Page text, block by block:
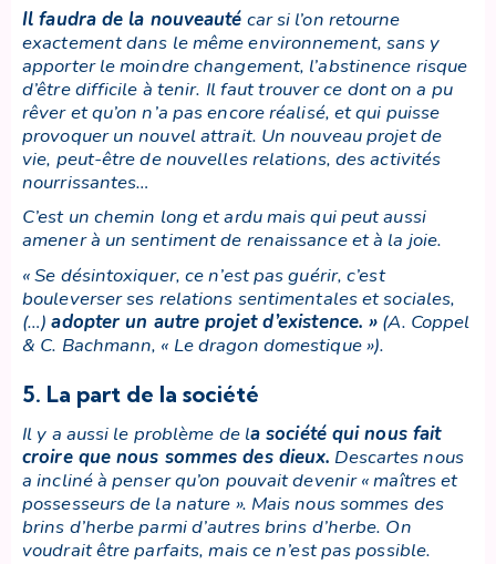
Il faudra de la nouveauté car si l’on retourne
exactement dans le même environnement, sans y
apporter le moindre changement, l’abstinence risque
d’être difficile à tenir. Il faut trouver ce dont on a pu
rêver et qu’on n’a pas encore réalisé, et qui puisse
provoquer un nouvel attrait. Un nouveau projet de
vie, peut-être de nouvelles relations, des activités
nourrissantes…
C’est un chemin long et ardu mais qui peut aussi
amener à un sentiment de renaissance et à la joie.
« Se désintoxiquer, ce n’est pas guérir, c’est
bouleverser ses relations sentimentales et sociales,
(…)adopter un autre projet d’existence. » (A. Coppel
& C. Bachmann, « Le dragon domestique »).
5. La part de la société
Il y a aussi le problème de la société qui nous fait
croire que nous sommes des dieux. Descartes nous
a incliné à penser qu’on pouvait devenir « maîtres et
possesseurs de la nature ». Mais nous sommes des
brins d’herbe parmi d’autres brins d’herbe. On
voudrait être parfaits, mais ce n’est pas possible.